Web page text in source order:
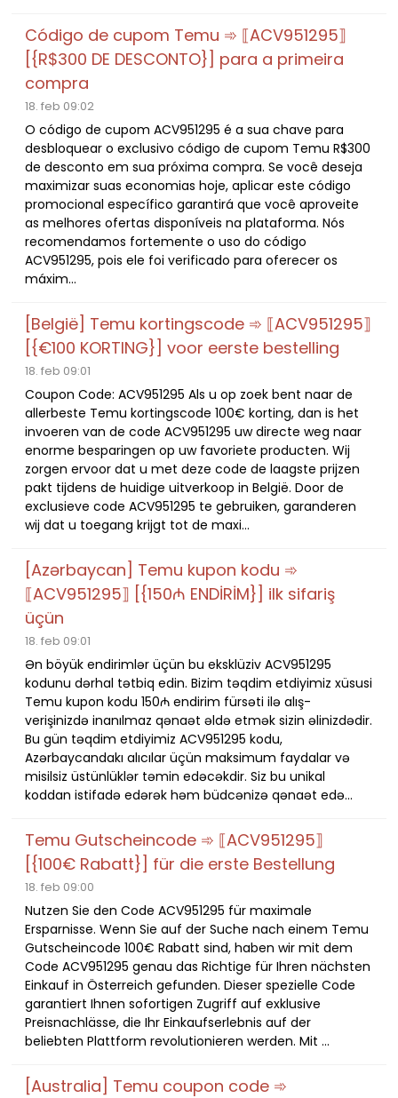
Código de cupom Temu ➾ ⟦ACV951295⟧
[{R$300 DE DESCONTO}] para a primeira
compra
18. feb 09:02
O código de cupom ACV951295 é a sua chave para
desbloquear o exclusivo código de cupom Temu R$300
de desconto em sua próxima compra. Se você deseja
maximizar suas economias hoje, aplicar este código
promocional específico garantirá que você aproveite
as melhores ofertas disponíveis na plataforma. Nós
recomendamos fortemente o uso do código
ACV951295, pois ele foi verificado para oferecer os
máxim...
[België] Temu kortingscode ➾ ⟦ACV951295⟧
[{€100 KORTING}] voor eerste bestelling
18. feb 09:01
Coupon Code: ACV951295 Als u op zoek bent naar de
allerbeste Temu kortingscode 100€ korting, dan is het
invoeren van de code ACV951295 uw directe weg naar
enorme besparingen op uw favoriete producten. Wij
zorgen ervoor dat u met deze code de laagste prijzen
pakt tijdens de huidige uitverkoop in België. Door de
exclusieve code ACV951295 te gebruiken, garanderen
wij dat u toegang krijgt tot de maxi...
[Azərbaycan] Temu kupon kodu ➾
⟦ACV951295⟧ [{150₼ ENDİRİM}] ilk sifariş
üçün
18. feb 09:01
Ən böyük endirimlər üçün bu eksklüziv ACV951295
kodunu dərhal tətbiq edin. Bizim təqdim etdiyimiz xüsusi
Temu kupon kodu 150₼ endirim fürsəti ilə alış-
verişinizdə inanılmaz qənaət əldə etmək sizin əlinizdədir.
Bu gün təqdim etdiyimiz ACV951295 kodu,
Azərbaycandakı alıcılar üçün maksimum faydalar və
misilsiz üstünlüklər təmin edəcəkdir. Siz bu unikal
koddan istifadə edərək həm büdcənizə qənaət edə...
Temu Gutscheincode ➾ ⟦ACV951295⟧
[{100€ Rabatt}] für die erste Bestellung
18. feb 09:00
Nutzen Sie den Code ACV951295 für maximale
Ersparnisse. Wenn Sie auf der Suche nach einem Temu
Gutscheincode 100€ Rabatt sind, haben wir mit dem
Code ACV951295 genau das Richtige für Ihren nächsten
Einkauf in Österreich gefunden. Dieser spezielle Code
garantiert Ihnen sofortigen Zugriff auf exklusive
Preisnachlässe, die Ihr Einkaufserlebnis auf der
beliebten Plattform revolutionieren werden. Mit ...
[Australia] Temu coupon code ➾